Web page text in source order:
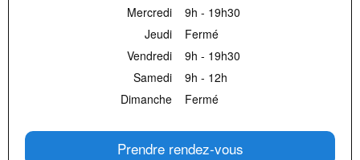
Mercredi
9h - 19h30
Jeudi
Fermé
Vendredi
9h - 19h30
Samedi
9h - 12h
Dimanche
Fermé
Prendre rendez-vous